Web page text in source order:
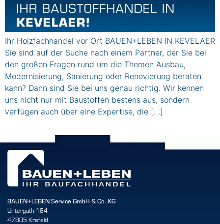
Ihr Holzfachhandel vor Ort BAUEN+LEBEN IN KEVELAER
Sie sind auf der Suche nach einem Partner, der Sie bei
den großen Fragen rund um die Themen Ausbau,
Modernisierung, Sanierung oder Renovierung beraten
kann? Dann sind Sie bei uns genau richtig. Wir kennen
uns nicht nur mit Baustoffen bestens aus, sondern
verfügen auch über eine Expertise, die […]
BAUEN+LEBEN Service GmbH & Co. KG
Untergath 184
47805 Krefeld